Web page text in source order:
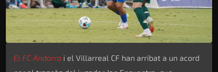
El FC Andorra i el Villarreal CF han arribat a un acord